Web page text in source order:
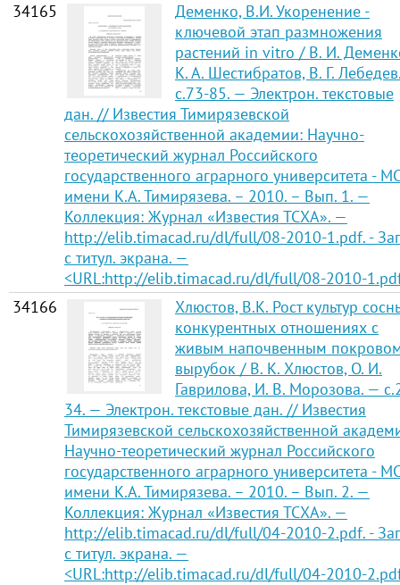
34165
Деменко, В.И. Укоренение -
ключевой этап размножения
растений in vitro / В. И.
К. А. Шестибратов, В. Г.
с.73-85. — Электрон. текстовые
дан. // Известия Тимирязевской
сельскохозяйственной академии: Научно-
теоретический журнал Российского
государственного аграрного университета -
имени К.А. Тимирязева. – 2010. – Вып. 1. —
Коллекция: Журнал «Известия ТСХА». —
http://elib.timacad.ru/dl/full/08-2010-1.pdf. -
с титул. экрана. —
<URL:http://elib.timacad.ru/dl/full/08-2010-
34166
Хлюстов, В.К. Рост культур
конкурентных отношениях с
живым напочвенным
вырубок / В. К. Хлюстов, О. И.
Гаврилова, И. В. Морозова. —
34. — Электрон. текстовые дан. // Известия
Тимирязевской сельскохозяйственной
Научно-теоретический журнал Российского
государственного аграрного университета -
имени К.А. Тимирязева. – 2010. – Вып. 2. —
Коллекция: Журнал «Известия ТСХА». —
http://elib.timacad.ru/dl/full/04-2010-2.pdf. -
с титул. экрана. —
<URL:http://elib.timacad.ru/dl/full/04-2010-